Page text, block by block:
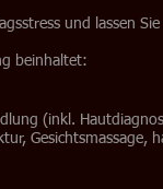
und lassen
beinhaltet:
(inkl.
Gesichtsmassage,